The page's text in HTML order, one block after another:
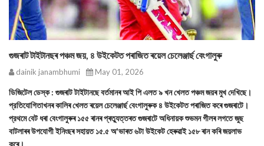
গুজৰাট টাইটানছৰ পঞ্চম জয়, ৪ উইকেটত পৰাজিত ৰয়েল চেলেঞ্জাৰ্ছ বেংগালুৰু
dainik janambhumi May 01, 2026
ডিজিটেল ডেস্ক : গুজৰাট টাইটানছে বৰ্তমানৰ আই পি এলত ৯ খন খেলত পঞ্চম জয়ৰ মুখ দেখিছে।
প্রতিযোগিতাখনৰ কালিৰ খেলত ৰয়েল চেলেঞ্জাৰ্ছ বেংগালুৰুক ৪ উইকেটত পৰাজিত কৰে গুজৰাটে।
প্রথমে বেট ধৰা বেংগালুৰুৰ ১৫৫ ৰানৰ প্ৰত্যুত্তৰত গুজৰাটে অধিনায়ক শুভমন গীলৰ লগতে জুছ
বাটলাৰৰ উপযোগী ইনিংছৰ সহায়ত ১৫.৫ অ'ভাৰত ৬টা উইকেট হেৰুৱাই ১৫৮ ৰান কৰি জয়লাভ
কৰে।